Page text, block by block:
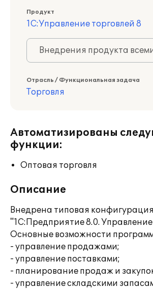
Продукт
1С:Управление торговлей 8
Внедрения продукта
Отрасль / Функциональная задача
Торговля
Автоматизированы
функции:
Оптовая торговля
Описание
Внедрена типовая конфигурация
"1С:Предприятие 8.0. Управление
Основные возможности
- управление продажами;
- управление поставками;
- планирование продаж и
- управление складскими